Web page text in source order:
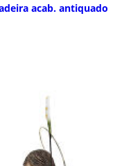
acab. antiquado